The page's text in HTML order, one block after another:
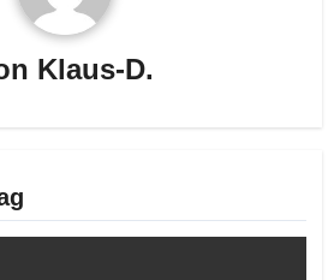
Klaus-D.